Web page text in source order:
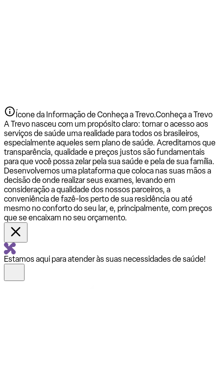
Ícone da Informação de Conheça a Trevo.Conheça a Trevo
A Trevo nasceu com um propósito claro: tornar o acesso aos
serviços de saúde uma realidade para todos os brasileiros,
especialmente aqueles sem plano de saúde. Acreditamos que
transparência, qualidade e preços justos são fundamentais
para que você possa zelar pela sua saúde e pela de sua família.
Desenvolvemos uma plataforma que coloca nas suas mãos a
decisão de onde realizar seus exames, levando em
consideração a qualidade dos nossos parceiros, a
conveniência de fazê-los perto de sua residência ou até
mesmo no conforto do seu lar, e, principalmente, com preços
que se encaixam no seu orçamento.
Estamos aqui para atender às suas necessidades de saúde!